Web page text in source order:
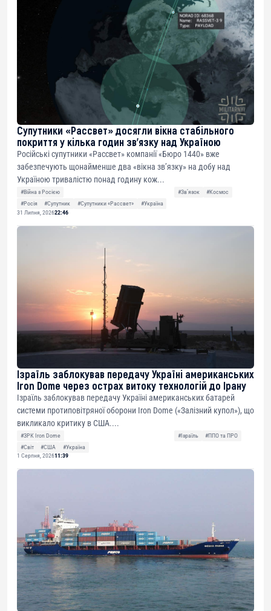
Супутники «Рассвет» досягли вікна стабільного
покриття у кілька годин зв’язку над Україною
Російські супутники «Рассвет» компанії «Бюро 1440» вже
забезпечують щонайменше два «вікна зв’язку» на добу над
Україною тривалістю понад годину кож...
#Війна з Росією #Звʼязок
#Космос
#Росія
#Супутник #Супутники «Рассвет»
#Україна
31 Липня, 202622:46
Ізраїль заблокував передачу Україні американських
Iron Dome через острах витоку технологій до Ірану
Ізраїль заблокував передачу Україні американських батарей
системи протиповітряної оборони Iron Dome («Залізний купол»), що
викликало критику в США....
#ЗРК Iron Dome #Ізраїль
#ППО та ПРО
#Світ
#США
#Україна
1 Серпня, 202611:39